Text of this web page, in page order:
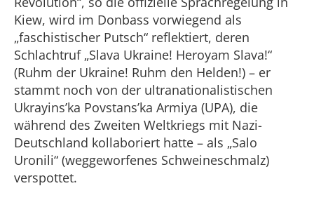
Kiew, wird im Donbass vorwiegend als
„faschistischer Putsch“ reflektiert, deren
Schlachtruf „Slava Ukraine! Heroyam Slava!“
(Ruhm der Ukraine! Ruhm den Helden!) – er
stammt noch von der ultranationalistischen
Ukrayins’ka Povstans’ka Armiya (UPA), die
während des Zweiten Weltkriegs mit Nazi-
Deutschland kollaboriert hatte – als „Salo
Uronili“ (weggeworfenes Schweineschmalz)
verspottet.